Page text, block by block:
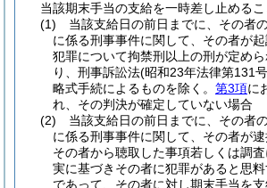
当該期末手当の支給を一時差し止めるこ
(1)
当該支給日の前日までに、その者
に係る刑事事件に関して、その者が
犯罪について拘禁刑以上の刑が定め
り、刑事訴訟法(昭和23年法律第131
略式手続によるものを除く。 第3項に
れ、その判決が確定していない場合
(2)
当該支給日の前日までに、その者
に係る刑事事件に関して、その者が
その者から聴取した事項若しくは調
実に基づきその者に犯罪があると思
であって、その者に対し期末手当を